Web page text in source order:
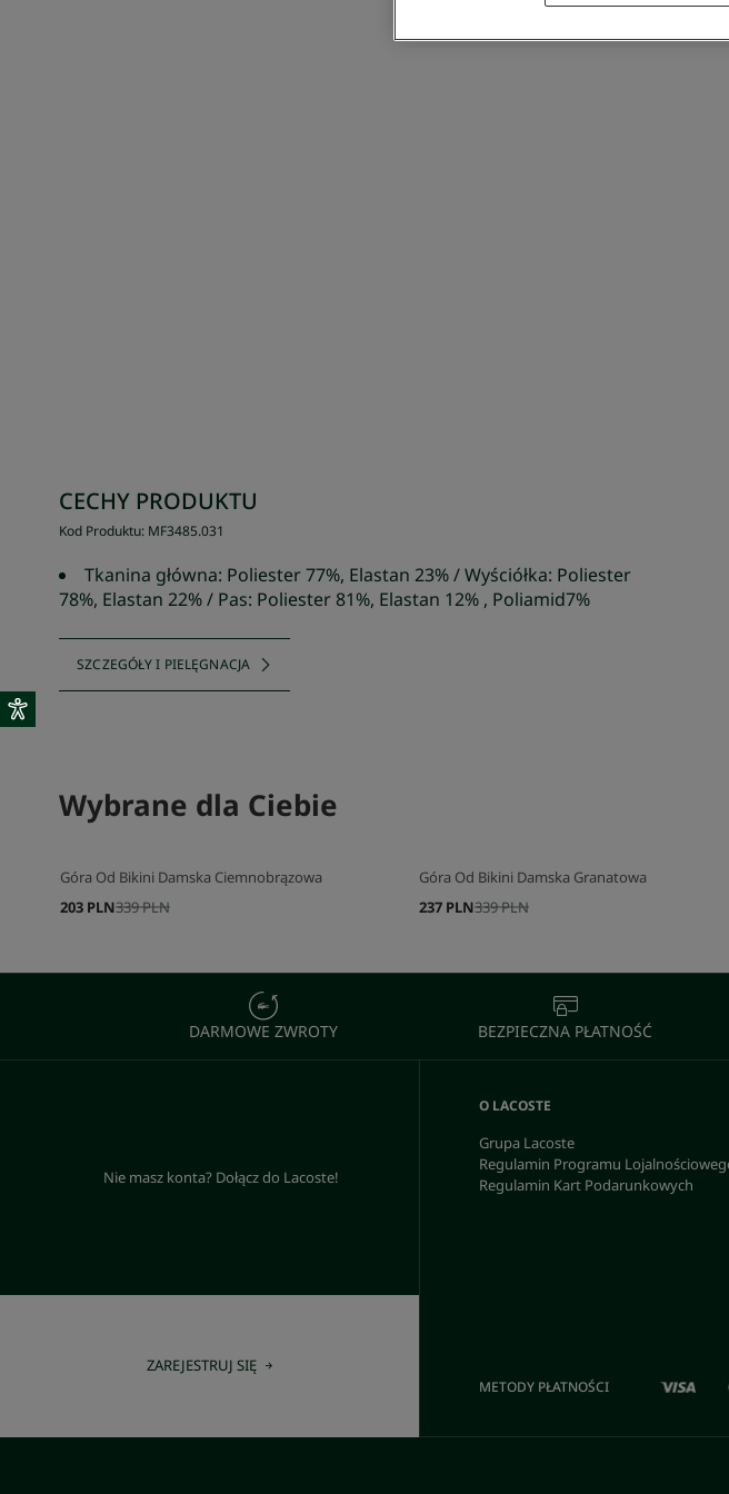
CECHY PRODUKTU
Kod Produktu: MF3485.031
Tkanina główna: Poliester 77%, Elastan 23% / Wyściółka: Poliester
78%, Elastan 22% / Pas: Poliester 81%, Elastan 12% , Poliamid7%
SZCZEGÓŁY I PIELĘGNACJA
Wybrane dla Ciebie
Góra Od Bikini Damska Ciemnobrązowa
339 PLN
203 PLN
Góra Od Bikini Damska Granatowa
339 PLN
237 PLN
DARMOWE ZWROTY BEZPIECZNA PŁATNOŚĆ
Nie masz konta? Dołącz do Lacoste!
ZAREJESTRUJ SIĘ
O LACOSTE
Grupa Lacoste
Regulamin Programu
Regulamin Kart Podarunkowych
METODY PŁATNOŚCI